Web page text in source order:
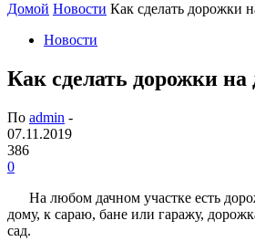
Домой Новости Как сделать дорожки
Новости
Как сделать дорожки на
По admin -
07.11.2019
386
0
На любом дачном участке есть
дому, к сараю, бане или гаражу,
сад.